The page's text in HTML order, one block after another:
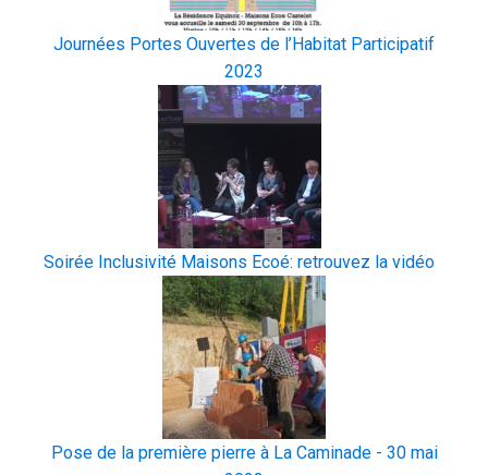
Journées Portes Ouvertes de l’Habitat Participatif
2023
Soirée Inclusivité Maisons Ecoé: retrouvez la vidéo
Pose de la première pierre à La Caminade - 30 mai